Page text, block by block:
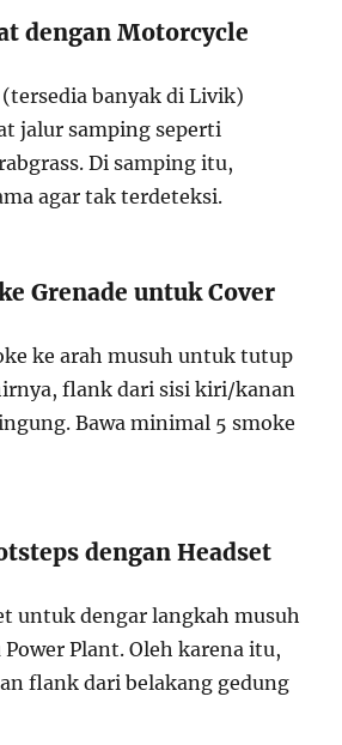
dengan Motorcycle
banyak di Livik)
jalur samping seperti
Di samping itu,
agar tak terdeteksi.
Grenade untuk Cover
ke arah musuh untuk tutup
flank dari sisi kiri/kanan
Bawa minimal 5 smoke
dengan Headset
untuk dengar langkah musuh
Plant. Oleh karena itu,
flank dari belakang gedung